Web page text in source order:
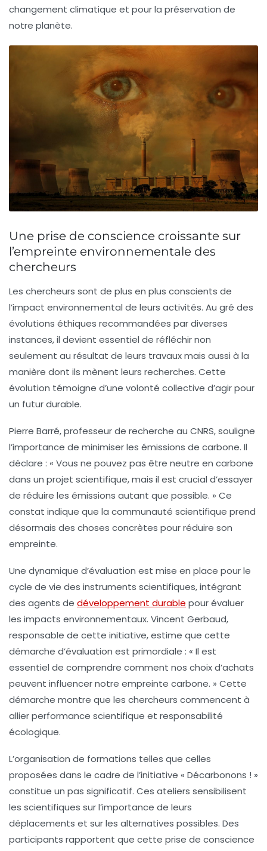
changement climatique et pour la préservation de
notre planète.
Une prise de conscience croissante sur
l’empreinte environnementale des
chercheurs
Les chercheurs sont de plus en plus conscients de
l’impact environnemental de leurs activités. Au gré des
évolutions éthiques recommandées par diverses
instances, il devient essentiel de réfléchir non
seulement au résultat de leurs travaux mais aussi à la
manière dont ils mènent leurs recherches. Cette
évolution témoigne d’une volonté collective d’agir pour
un futur durable.
Pierre Barré, professeur de recherche au CNRS, souligne
l’importance de minimiser les émissions de carbone. Il
déclare : « Vous ne pouvez pas être neutre en carbone
dans un projet scientifique, mais il est crucial d’essayer
de réduire les émissions autant que possible. » Ce
constat indique que la communauté scientifique prend
désormais des choses concrètes pour réduire son
empreinte.
Une dynamique d’évaluation est mise en place pour le
cycle de vie des instruments scientifiques, intégrant
des agents de développement durable pour évaluer
les impacts environnementaux. Vincent Gerbaud,
responsable de cette initiative, estime que cette
démarche d’évaluation est primordiale : « Il est
essentiel de comprendre comment nos choix d’achats
peuvent influencer notre empreinte carbone. » Cette
démarche montre que les chercheurs commencent à
allier performance scientifique et responsabilité
écologique.
L’organisation de formations telles que celles
proposées dans le cadre de l’initiative « Décarbonons ! »
constitue un pas significatif. Ces ateliers sensibilisent
les scientifiques sur l’importance de leurs
déplacements et sur les alternatives possibles. Des
participants rapportent que cette prise de conscience